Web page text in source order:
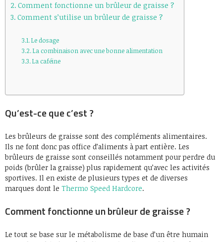
Comment fonctionne un brûleur de graisse ?
Comment s’utilise un brûleur de graisse ?
Le dosage
La combinaison avec une bonne alimentation
La caféine
Qu’est-ce que c’est ?
Les brûleurs de graisse sont des compléments alimentaires.
Ils ne font donc pas office d’aliments à part entière. Les
brûleurs de graisse sont conseillés notamment pour perdre du
poids (brûler la graisse) plus rapidement qu’avec les activités
sportives. Il en existe de plusieurs types et de diverses
marques dont le Thermo Speed Hardcore.
Comment fonctionne un brûleur de graisse ?
Le tout se base sur le métabolisme de base d’un être humain